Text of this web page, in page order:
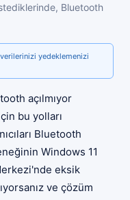
Bluetooth
yedeklemenizi
açılmıyor
bu yolları
Bluetooth
Windows 11
eksik
ve çözüm